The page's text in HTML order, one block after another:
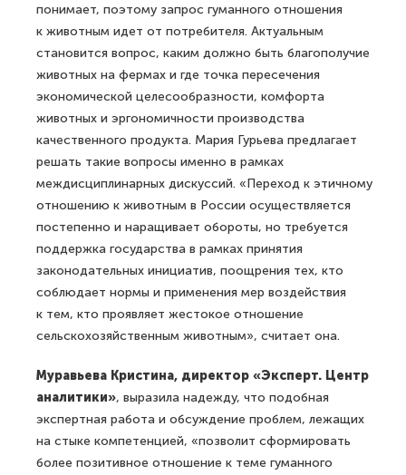
понимает, поэтому запрос гуманного отношения
к животным идет от потребителя. Актуальным
становится вопрос, каким должно быть благополучие
животных на фермах и где точка пересечения
экономической целесообразности, комфорта
животных и эргономичности производства
качественного продукта. Мария Гурьева предлагает
решать такие вопросы именно в рамках
междисциплинарных дискуссий. «Переход к этичному
отношению к животным в России осуществляется
постепенно и наращивает обороты, но требуется
поддержка государства в рамках принятия
законодательных инициатив, поощрения тех, кто
соблюдает нормы и применения мер воздействия
к тем, кто проявляет жестокое отношение
сельскохозяйственным животным», считает она.
Муравьева Кристина, директор «Эксперт. Центр
аналитики», выразила надежду, что подобная
экспертная работа и обсуждение проблем, лежащих
на стыке компетенцией, «позволит сформировать
более позитивное отношение к теме гуманного